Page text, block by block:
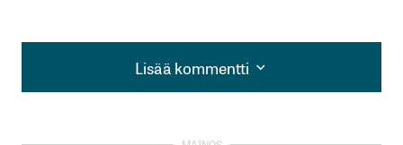
Lisää kommentti
Lisää kommentti